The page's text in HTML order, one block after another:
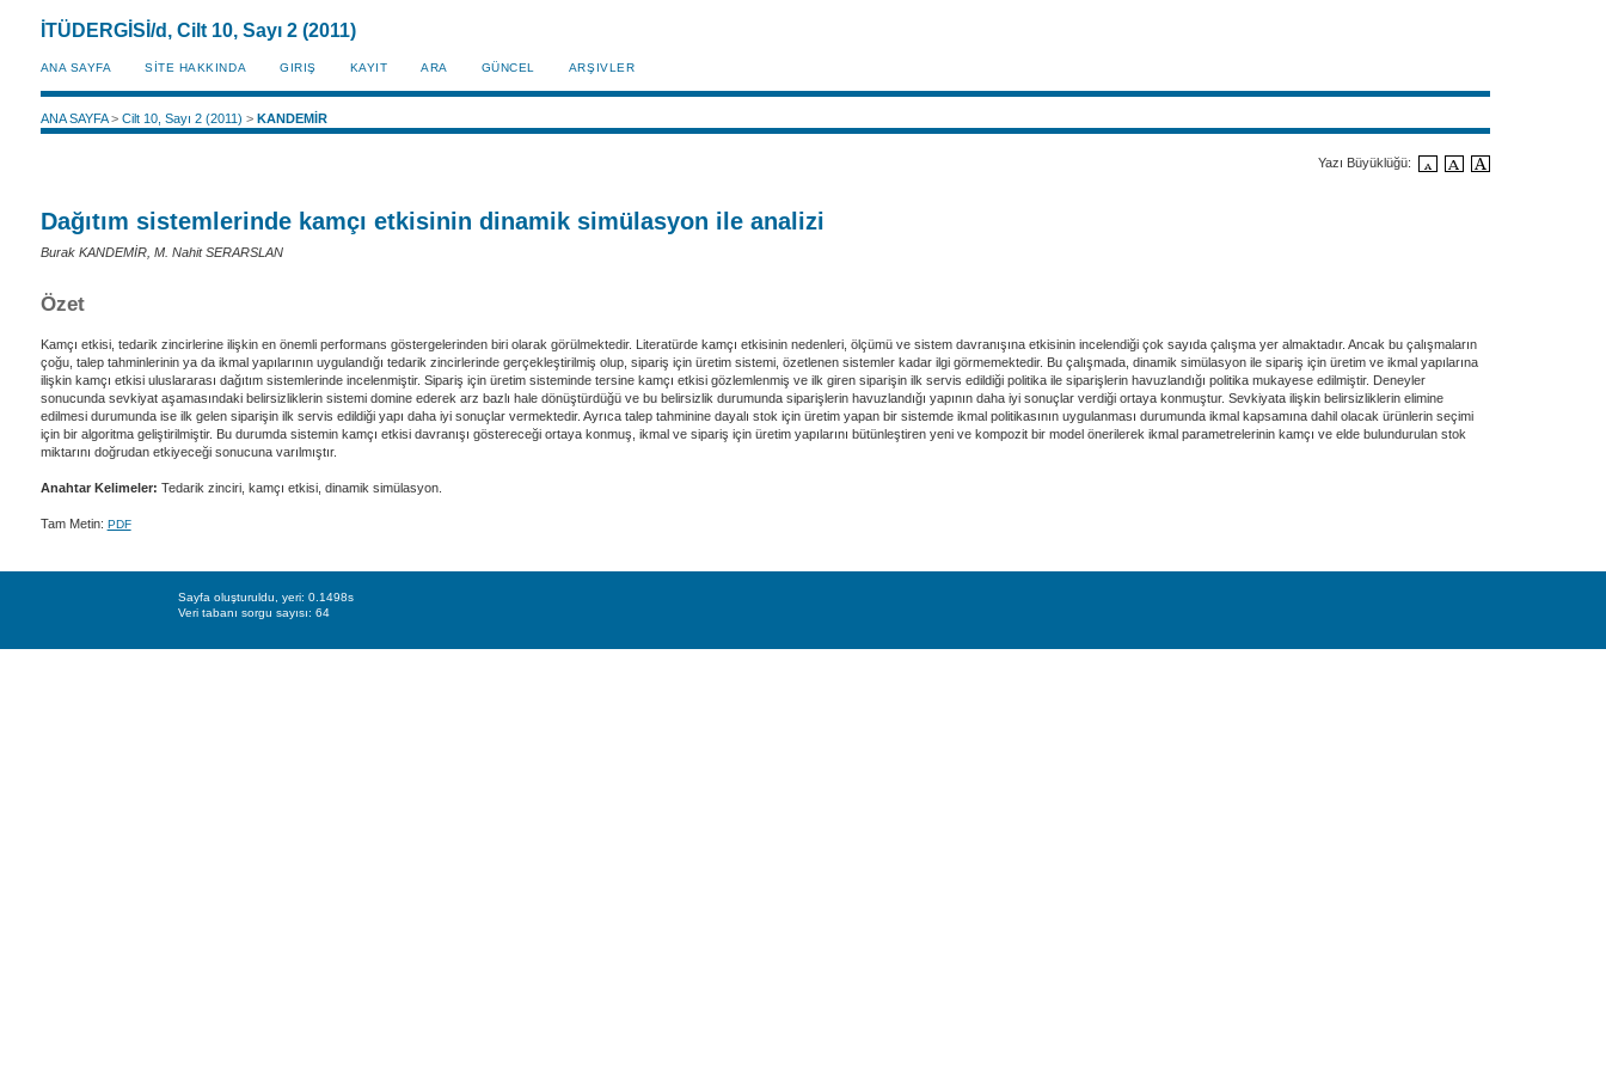
İTÜDERGİSİ/d, Cilt 10, Sayı 2 (2011)
ANA SAYFA SİTE HAKKINDA GIRIŞ KAYIT ARA GÜNCEL ARŞIVLER
ANA SAYFA> Cilt 10, Sayı 2 (2011) > KANDEMİR
Yazı Büyüklüğü:
Dağıtım sistemlerinde kamçı etkisinin dinamik simülasyon ile analizi
Burak KANDEMİR, M. Nahit SERARSLAN
Özet
Kamçı etkisi, tedarik zincirlerine ilişkin en önemli performans göstergelerinden biri olarak görülmektedir. Literatürde kamçı etkisinin nedenleri, ölçümü ve sistem davranışına etkisinin incelendiği çok sayıda çalışma yer almaktadır. Ancak bu çalışmaların
çoğu, talep tahminlerinin ya da ikmal yapılarının uygulandığı tedarik zincirlerinde gerçekleştirilmiş olup, sipariş için üretim sistemi, özetlenen sistemler kadar ilgi görmemektedir. Bu çalışmada, dinamik simülasyon ile sipariş için üretim ve ikmal yapılarına
ilişkin kamçı etkisi uluslararası dağıtım sistemlerinde incelenmiştir. Sipariş için üretim sisteminde tersine kamçı etkisi gözlemlenmiş ve ilk giren siparişin ilk servis edildiği politika ile siparişlerin havuzlandığı politika mukayese edilmiştir. Deneyler
sonucunda sevkiyat aşamasındaki belirsizliklerin sistemi domine ederek arz bazlı hale dönüştürdüğü ve bu belirsizlik durumunda siparişlerin havuzlandığı yapının daha iyi sonuçlar verdiği ortaya konmuştur. Sevkiyata ilişkin belirsizliklerin elimine
edilmesi durumunda ise ilk gelen siparişin ilk servis edildiği yapı daha iyi sonuçlar vermektedir. Ayrıca talep tahminine dayalı stok için üretim yapan bir sistemde ikmal politikasının uygulanması durumunda ikmal kapsamına dahil olacak ürünlerin seçimi
için bir algoritma geliştirilmiştir. Bu durumda sistemin kamçı etkisi davranışı göstereceği ortaya konmuş, ikmal ve sipariş için üretim yapılarını bütünleştiren yeni ve kompozit bir model önerilerek ikmal parametrelerinin kamçı ve elde bulundurulan stok
miktarını doğrudan etkiyeceği sonucuna varılmıştır.
Anahtar Kelimeler: Tedarik zinciri, kamçı etkisi, dinamik simülasyon.
Tam Metin: PDF
Sayfa oluşturuldu, yeri: 0.1498s
Veri tabanı sorgu sayısı: 64